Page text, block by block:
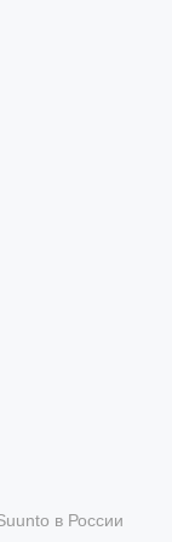
стиля,
эти часы
Эти часы
подчеркивая
свершениям.
в России